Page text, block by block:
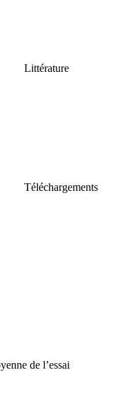
Littérature
Téléchargements
de l’essai